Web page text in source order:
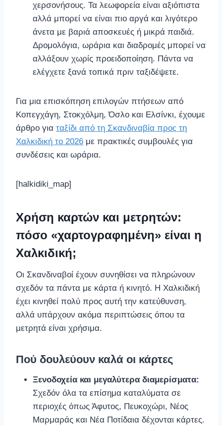
χερσονήσους. Τα λεωφορεία είναι αξιόπιστα
αλλά μπορεί να είναι πιο αργά και λιγότερο
άνετα με βαριά αποσκευές ή μικρά παιδιά.
Δρομολόγια, ωράρια και διαδρομές μπορεί να
αλλάξουν χωρίς προειδοποίηση. Πάντα να
ελέγχετε ξανά τοπικά πριν ταξιδέψετε.
Για μια επισκόπηση επιλογών πτήσεων από
Κοπεγχάγη, Στοκχόλμη, Όσλο και Ελσίνκι, έχουμε
άρθρο για ταξίδι από τη Σκανδιναβία προς τη
Χαλκιδική το 2026 με πρακτικές συμβουλές για
συνδέσεις και ωράρια.
[halkidiki_map]
Χρήση καρτών και μετρητών:
πόσο «χαρτογραφημένη» είναι η
Χαλκιδική;
Οι Σκανδιναβοί έχουν συνηθίσει να πληρώνουν
σχεδόν τα πάντα με κάρτα ή κινητό. Η Χαλκιδική
έχει κινηθεί πολύ προς αυτή την κατεύθυνση,
αλλά υπάρχουν ακόμα περιπτώσεις όπου τα
μετρητά είναι χρήσιμα.
Πού δουλεύουν καλά οι κάρτες
Ξενοδοχεία και μεγαλύτερα διαμερίσματα:
Σχεδόν όλα τα επίσημα καταλύματα σε
περιοχές όπως Άφυτος, Πευκοχώρι, Νέος
Μαρμαράς και Νέα Ποτίδαια δέχονται κάρτες.